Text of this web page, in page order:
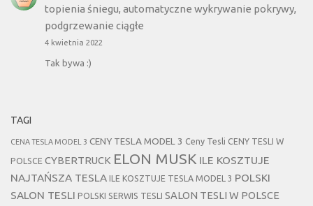
topienia śniegu, automatyczne wykrywanie pokrywy,
podgrzewanie ciągłe
4 kwietnia 2022
Tak bywa :)
TAGI
CENA TESLA MODEL 3 CENY TESLA MODEL 3 Ceny Tesli CENY TESLI W
POLSCE CYBERTRUCK ELON MUSK ILE KOSZTUJE
NAJTAŃSZA TESLA
ILE KOSZTUJE TESLA MODEL 3 POLSKI
SALON TESLI POLSKI SERWIS TESLI SALON TESLI W POLSCE